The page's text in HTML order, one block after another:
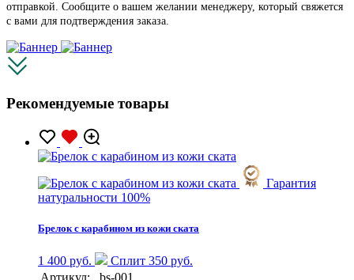
отправкой. Сообщите о вашем желании менеджеру, который свяжется
с вами для подтверждения заказа.
Рекомендуемые товары
Гарантия
натуральности 100%
Брелок с карабином из кожи ската
1 400 руб.
Сплит 350 руб.
Артикул:
bs-001